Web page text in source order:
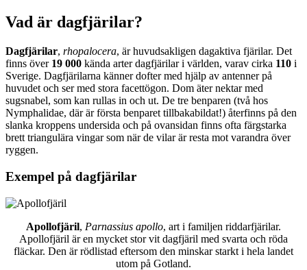
Vad är dagfjärilar?
Dagfjärilar, rhopalocera, är huvudsakligen dagaktiva fjärilar. Det
finns över 19 000 kända arter dagfjärilar i världen, varav cirka 110 i
Sverige. Dagfjärilarna känner dofter med hjälp av antenner på
huvudet och ser med stora facettögon. Dom äter nektar med
sugsnabel, som kan rullas in och ut. De tre benparen (två hos
Nymphalidae, där är första benparet tillbakabildat!) återfinns på den
slanka kroppens undersida och på ovansidan finns ofta färgstarka
brett triangulära vingar som när de vilar är resta mot varandra över
ryggen.
Exempel på dagfjärilar
Apollofjäril, Parnassius apollo, art i familjen riddarfjärilar.
Apollofjäril är en mycket stor vit dagfjäril med svarta och röda
fläckar. Den är rödlistad eftersom den minskar starkt i hela landet
utom på Gotland.